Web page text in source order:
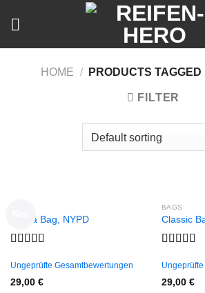
HOME / PRODUCTS
FILTER
Adelia Bag, NYPD
4.00out
of 5
Ungeprüfte Gesamtbewertungen
29,00 €
BAGS
Classic
3.50out
of 5
29,00 €